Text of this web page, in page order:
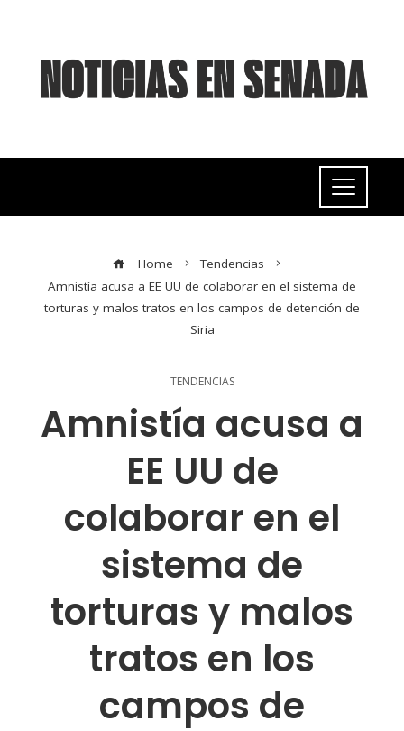
Home
Tendencias
Amnistía acusa a EE UU de colaborar en el sistema de
torturas y malos tratos en los campos de detención de
Siria
TENDENCIAS
Amnistía acusa a
EE UU de
colaborar en el
sistema de
torturas y malos
tratos en los
campos de